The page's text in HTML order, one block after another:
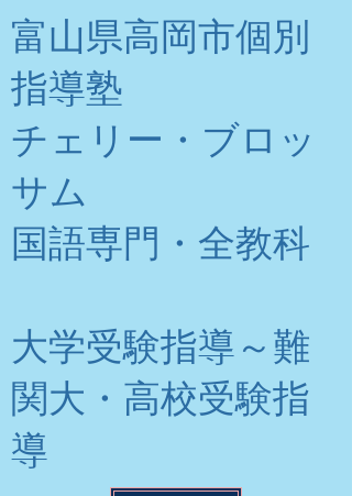
富山県高岡市個別
指導塾
チェリー・ブロッ
サム
​国語専門・全教科
大学受験指導～難
関大・高校受験指
導